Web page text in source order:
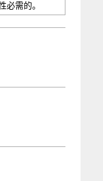
必需的。